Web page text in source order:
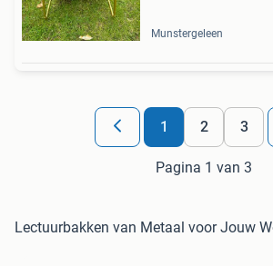
Munstergeleen
1 2 3
Pagina 1 van 3
Lectuurbakken van Metaal voor Jouw